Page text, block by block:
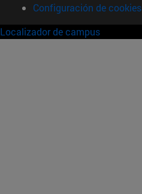
Configuración de cookies
Localizador de campus